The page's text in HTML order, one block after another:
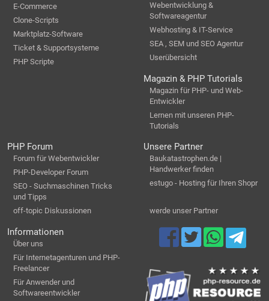
E-Commerce
Clone-Scripts
Marktplatz-Software
Ticket & Supportsysteme
PHP Scripte
Webentwicklung &
Softwareagentur
Webhosting & IT-Service
SEA , SEM und SEO Agentur
Userübersicht
Magazin & PHP Tutorials
Magazin für PHP- und Web-
Entwickler
Lernen mit unseren PHP-
Tutorials
PHP Forum
Forum für Webentwickler
PHP-Developer Forum
SEO - Suchmaschinen Tricks
und Tipps
off-topic Diskussionen
Unsere Partner
Baukatastrophen.de |
Handwerker finden
estugo - Hosting für Ihren Shopr
werde unser Partner
Informationen
Über uns
Für Internetagenturen und PHP-
Freelancer
Für Anwender und
Softwareentwickler